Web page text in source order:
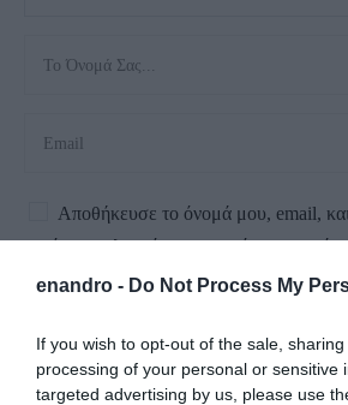
enandro - Do Not Process My
If you wish to opt-out of the sale,
processing of your personal or sensitive
targeted advertising by us, please use
Αποθήκευσε το όνομά μου, email,
αυτόν τον πλοηγό για την επόμενη φορά